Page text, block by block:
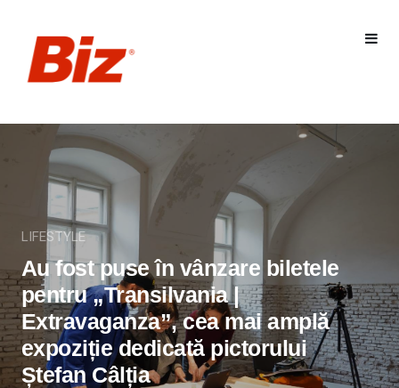
LIFESTYLE
Au fost puse în vânzare biletele
pentru „Transilvania |
Extravaganza”, cea mai amplă
expoziție dedicată pictorului
Ștefan Câlția